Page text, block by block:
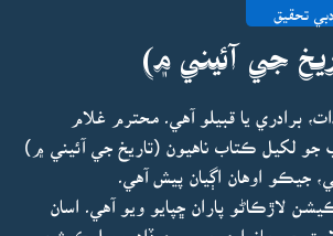
تحقيق
جي آئيني ۾)
برادري يا قبيلو آهي۔ محترم غلام
جو لکيل ڪتاب ناهيون (تاريخ جي آئيني ۾)
جيڪو اوهان اڳيان پيش آهي۔
لاڙڪاڻو پاران ڇپايو ويو آهي۔ اسان
جي مانواري ميمبر ۽ ڏاهپ پبليڪيشن